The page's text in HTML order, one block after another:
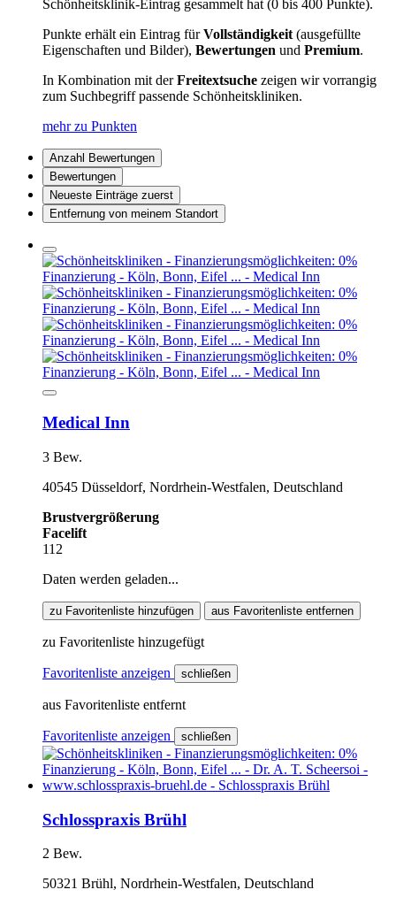
Schönheitsklinik-Eintrag gesammelt hat (0 bis 400 Punkte).
Punkte erhält ein Eintrag fürVollständigkeit(ausgefüllte
Eigenschaften und Bilder), Bewertungen und Premium.
In Kombination mit derFreitextsuche zeigen wir vorrangig
zum Suchbegriff passende Schönheitskliniken.
mehr zu Punkten
Anzahl Bewertungen
Bewertungen
Neueste Einträge zuerst
Entfernung von meinem Standort
Medical Inn
3 Bew.
40545 Düsseldorf, Nordrhein-Westfalen, Deutschland
Brustvergrößerung
Facelift
112
Daten werden geladen...
zu Favoritenliste hinzufügen aus Favoritenliste entfernen
zu Favoritenliste hinzugefügt
Favoritenliste anzeigen schließen
aus Favoritenliste entfernt
Favoritenliste anzeigen schließen
Schlosspraxis Brühl
2 Bew.
50321 Brühl, Nordrhein-Westfalen, Deutschland